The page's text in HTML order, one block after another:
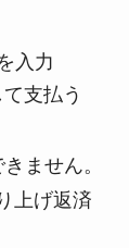
入力
支払う
ません。
上げ返済